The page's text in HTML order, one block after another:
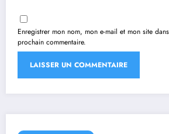
Enregistrer mon nom, mon e-mail et mon site
prochain commentaire.